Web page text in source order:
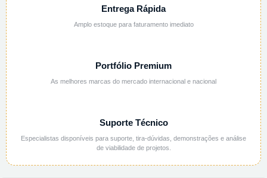
Entrega Rápida
Amplo estoque para faturamento imediato
Portfólio Premium
As melhores marcas do mercado internacional e nacional
Suporte Técnico
Especialistas disponíveis para suporte, tira-dúvidas, demonstrações e análise
de viabilidade de projetos.